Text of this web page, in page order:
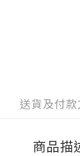
送貨及付
商品描